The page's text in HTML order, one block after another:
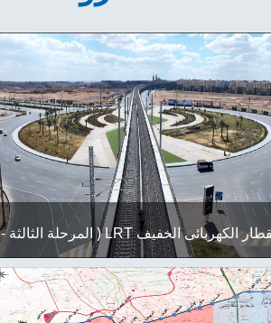
القطار الكهربائى الخفيف LRT ( المرحلة الثالثة -
المرحلة الرابعه )...